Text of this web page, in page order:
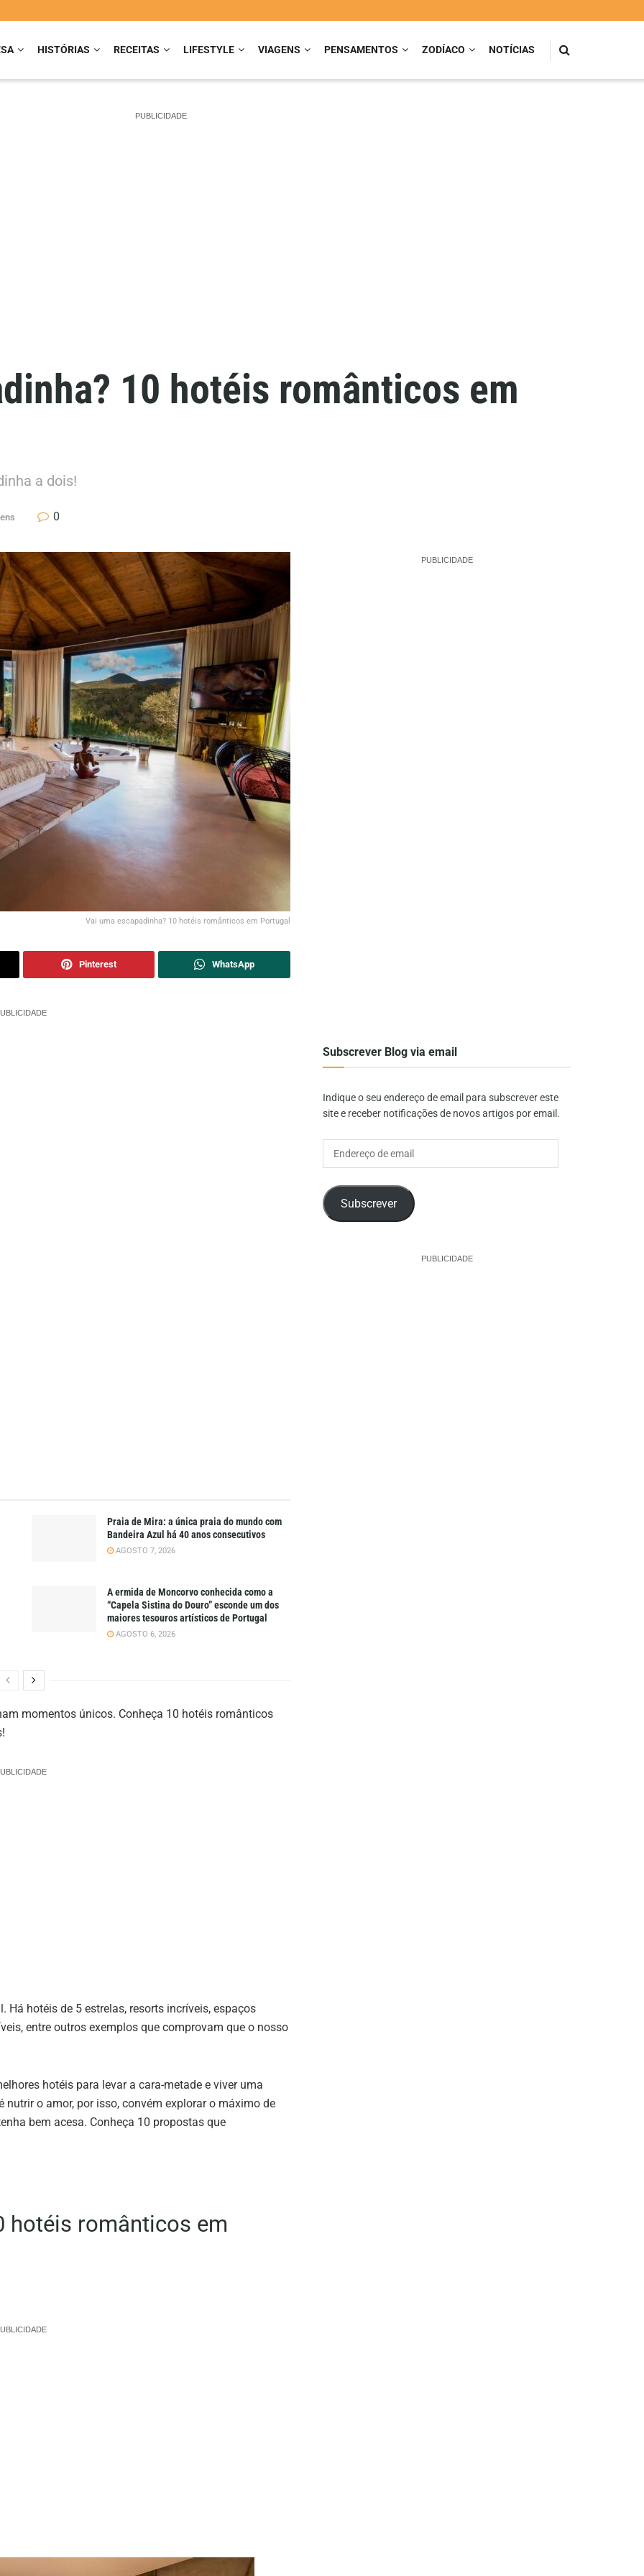
HISTÓRIAS RECEITAS LIFESTYLE VIAGENS PENSAMENTOS ZODÍACO NOTÍCIAS
PUBLICIDADE
10 hotéis românticos em
a dois!
0
Vai uma escapadinha? 10 hotéis românticos em Portugal
Pinterest WhatsApp
Praia de Mira: a única praia do mundo com
Bandeira Azul há 40 anos consecutivos
AGOSTO 7, 2026
A ermida de Moncorvo conhecida como a
“Capela Sistina do Douro” esconde um dos
maiores tesouros artísticos de Portugal
AGOSTO 6, 2026
momentos únicos. Conheça 10 hotéis românticos
hotéis de 5 estrelas, resorts incríveis, espaços
entre outros exemplos que comprovam que o nosso
hotéis para levar a cara-metade e viver uma
o amor, por isso, convém explorar o máximo de
bem acesa. Conheça 10 propostas que
hotéis românticos em
PUBLICIDADE
Subscrever Blog via email
Indique o seu endereço de email para subscrever este
site e receber notificações de novos artigos por email.
Subscrever
PUBLICIDADE